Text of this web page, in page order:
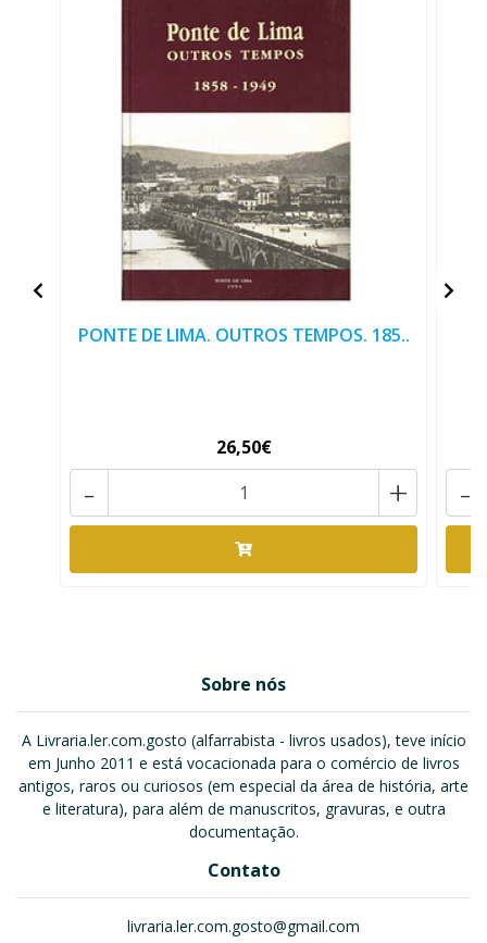
PONTE DE LIMA. OUTROS TEMPOS. 185..
26,50€
+
- -
Sobre nós
A Livraria.ler.com.gosto (alfarrabista - livros usados), teve início
em Junho 2011 e está vocacionada para o comércio de livros
antigos, raros ou curiosos (em especial da área de história, arte
e literatura), para além de manuscritos, gravuras, e outra
documentação.
Contato
livraria.ler.com.gosto@gmail.com